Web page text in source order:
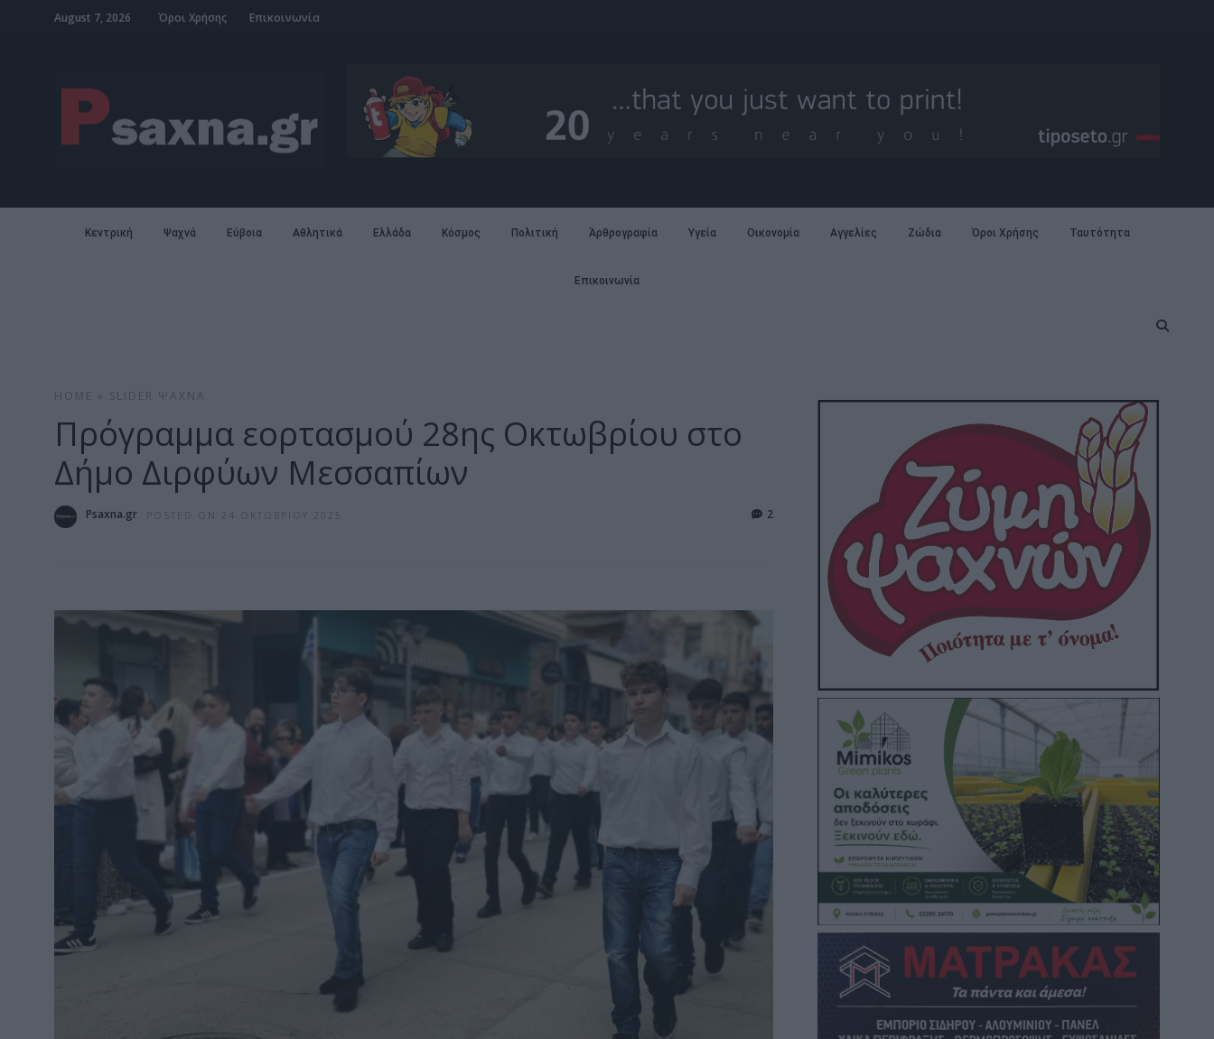
August 7, 2026 Όροι Χρήσης Επικοινωνία
Κεντρική Ψαχνά Εύβοια Αθλητικά Ελλάδα Κόσμος Πολιτική Άρθρογραφία Υγεία Οικονομία Αγγελίες Ζώδια Όροι Χρήσης Ταυτότητα
Επικοινωνία
HOME SLIDER ΨΑΧΝΆ
Πρόγραμμα εορτασμού 28ης Οκτωβρίου στο
Δήμο Διρφύων Μεσσαπίων
Psaxna.gr POSTED ON 24 ΟΚΤΩΒΡΊΟΥ 2025 2